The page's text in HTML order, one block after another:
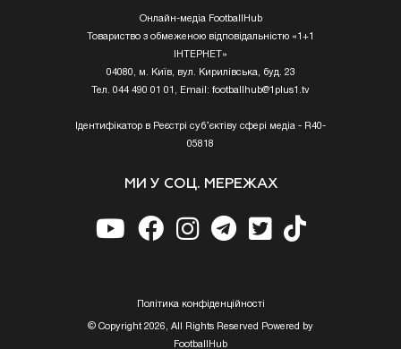
Онлайн-медіа FootballHub
Товариство з обмеженою відповідальністю «1+1
ІНТЕРНЕТ»
04080, м. Київ, вул. Кирилівська, буд. 23
Тел. 044 490 01 01, Email: footballhub@1plus1.tv
Ідентифікатор в Реєстрі суб’єктіву сфері медіа - R40-
05818
МИ У СОЦ. МЕРЕЖАХ
Полiтика конфiденцiйностi
© Copyright 2026, All Rights Reserved Powered by
FootballHub